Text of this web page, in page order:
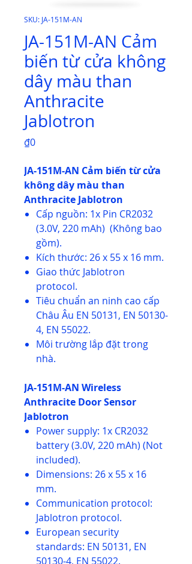
SKU: JA-151M-AN
JA-151M-AN Cảm
biến từ cửa không
dây màu than
Anthracite
Jablotron
₫0Price
JA-151M-AN Cảm biến từ cửa
không dây màu than
Anthracite Jablotron
Cấp nguồn: 1x Pin CR2032
(3.0V, 220 mAh) (Không bao
gồm).
Kích thước: 26 x 55 x 16 mm.
Giao thức Jablotron
protocol.
Tiêu chuẩn an ninh cao cấp
Châu Âu EN 50131, EN 50130-
4, EN 55022.
Môi trường lắp đặt trong
nhà.
JA-151M-AN Wireless
Anthracite Door Sensor
Jablotron
Power supply: 1x CR2032
battery (3.0V, 220 mAh) (Not
included).
Dimensions: 26 x 55 x 16
mm.
Communication protocol:
Jablotron protocol.
European security
standards: EN 50131, EN
50130-4, EN 55022.